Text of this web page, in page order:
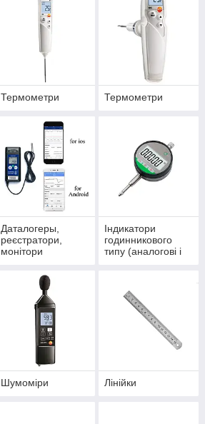
Термометри Термометри
Даталогеры,
реєстратори,
монітори
вологості
Індикатори
годинникового
типу (аналогові і
Шумоміри Лінійки